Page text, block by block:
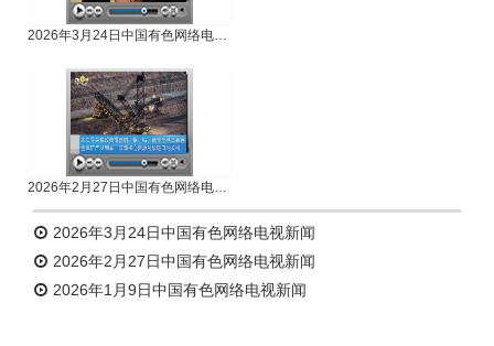
2026年3月24日中国有色网络电视新闻
2026年2月27日中国有色网络电视新闻
2026年3月24日中国有色网络电视新闻
2026年2月27日中国有色网络电视新闻
2026年1月9日中国有色网络电视新闻